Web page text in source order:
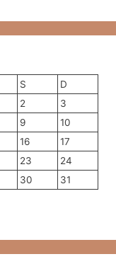
S
D
2
3
9
10
16
17
23
24
30 31